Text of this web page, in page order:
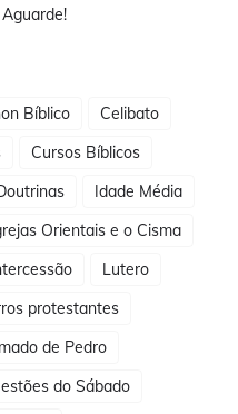
Bíblico
Celibato
Cursos Bíblicos
Idade Média
Orientais e o Cisma
Lutero
protestantes
de Pedro
do Sábado